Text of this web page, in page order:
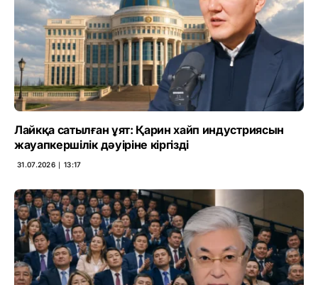
Лайкқа сатылған ұят: Қарин хайп индустриясын
жауапкершілік дәуіріне кіргізді
31.07.2026 ∣ 13:17